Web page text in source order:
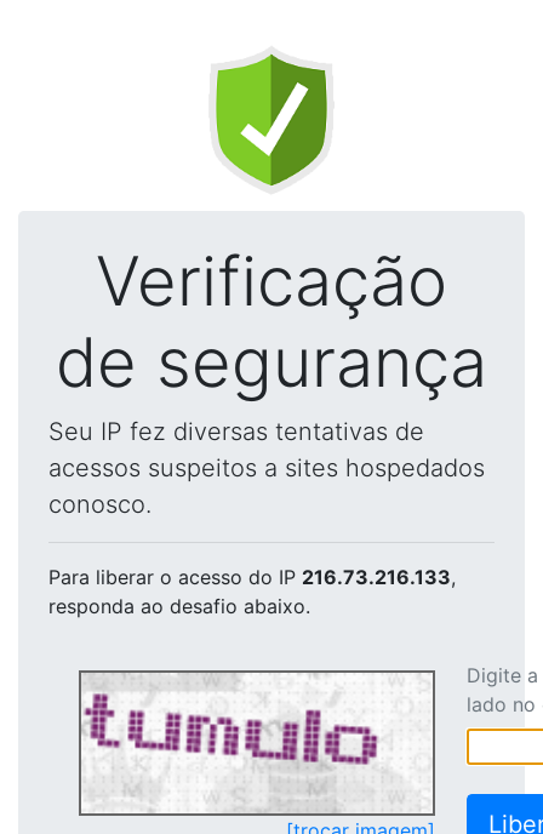
Verificação
de segurança
Seu IP fez diversas tentativas de
acessos suspeitos a sites hospedados
conosco.
Para liberar o acesso do IP 216.73.216.133,
responda ao desafio abaixo.
Digite
lado no